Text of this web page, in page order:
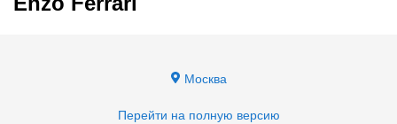
Москва
Перейти на полную версию